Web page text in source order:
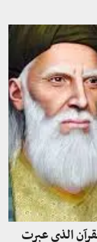
الذي عبرت